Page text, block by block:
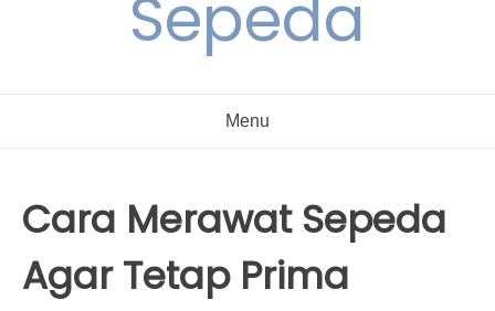
Sepeda
Menu
Cara Merawat Sepeda
Agar Tetap Prima